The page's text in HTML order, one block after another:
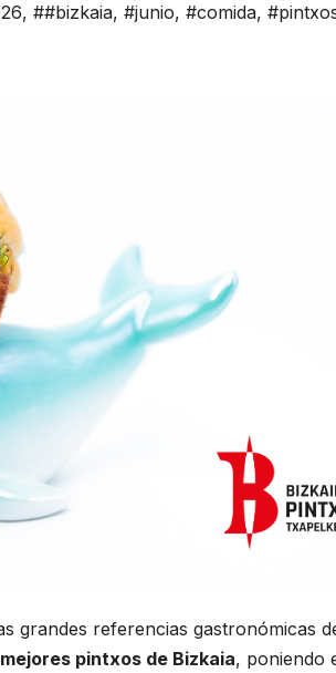
, ##bizkaia, #junio, #comida,
grandes referencias gastronómicas
mejores pintxos de Bizkaia, poniendo